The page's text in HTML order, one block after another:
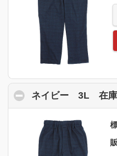
ネイビー 3L 在